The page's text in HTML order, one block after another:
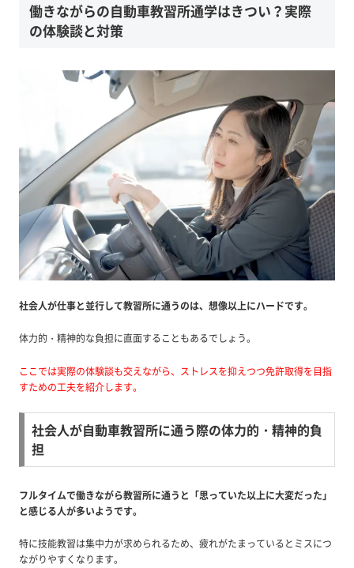
働きながらの自動車教習所通学はきつい？実際
の体験談と対策
社会人が仕事と並行して教習所に通うのは、想像以上にハードです。
体力的・精神的な負担に直面することもあるでしょう。
ここでは実際の体験談も交えながら、ストレスを抑えつつ免許取得を目指
すための工夫を紹介します。
社会人が自動車教習所に通う際の体力的・精神的負
担
フルタイムで働きながら教習所に通うと「思っていた以上に大変だった」
と感じる人が多いようです。
特に技能教習は集中力が求められるため、疲れがたまっているとミスにつ
ながりやすくなります。